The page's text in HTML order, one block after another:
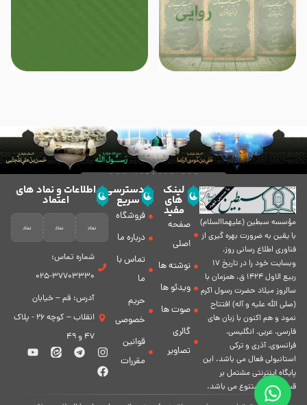
مؤسسه سبطين (عليهماالسلام)
با يقين به ضرورت بهره گیرى از
فناورى اطلاع رسانى روز،
وبسایت خود را در تاريخ 17
ربيع الاول 1424 ق. همزمان با
سالروز ميلاد حضرت رسول اكرم
(صلی الله علیه و آله) افتتاح
نمود و هم اكنون با زبان های
فارسی، عربى، انگلیسی،
فرانسوی، آذری و ترکی
استانبولی فعال مى باشد. اين
پايگاه اينترنتى مشتمل بر
قسمت هاى متنوع مى باشد.
لینک
های
مفید
صفحه
اصلی
نوشته ها
ویدئو ها
صوت ها
گالری
تصاویر
دسترسی
سریع
فروشگاه
درباره ما
تماس با
ما
حریم
خصوصی
قوانین
مقررات
اطلاعات و نماد های
اعتماد
شماره تماس:
37703330-025
آدرس: قم – خیابان
انقلاب – کوچه 26 - پلاک
47 و 49